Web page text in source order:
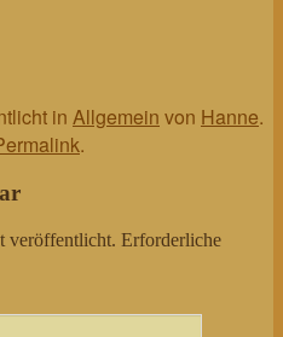
in Allgemein von Hanne.
.
veröffentlicht. Erforderliche